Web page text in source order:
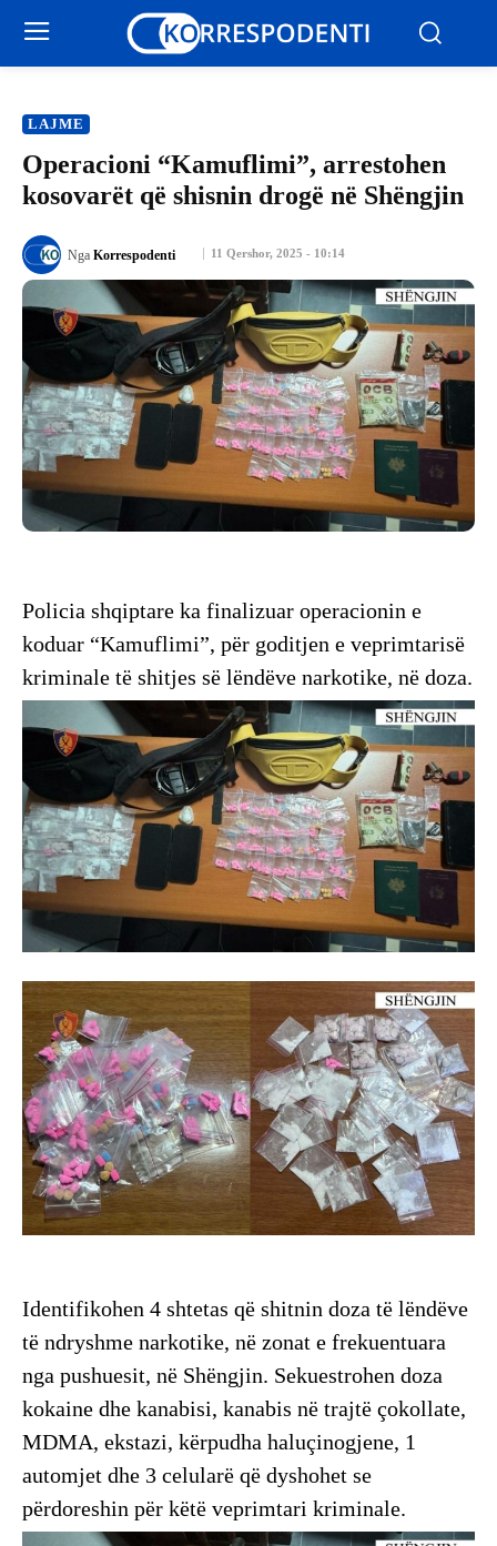
LAJME
Operacioni “Kamuflimi”, arrestohen
kosovarët që shisnin drogë në Shëngjin
11 Qershor, 2025 - 10:14
Nga Korrespodenti
Policia shqiptare ka finalizuar operacionin e
koduar “Kamuflimi”, për goditjen e veprimtarisë
kriminale të shitjes së lëndëve narkotike, në doza.
Identifikohen 4 shtetas që shitnin doza të lëndëve
të ndryshme narkotike, në zonat e frekuentuara
nga pushuesit, në Shëngjin. Sekuestrohen doza
kokaine dhe kanabisi, kanabis në trajtë çokollate,
MDMA, ekstazi, kërpudha haluçinogjene, 1
automjet dhe 3 celularë që dyshohet se
përdoreshin për këtë veprimtari kriminale.